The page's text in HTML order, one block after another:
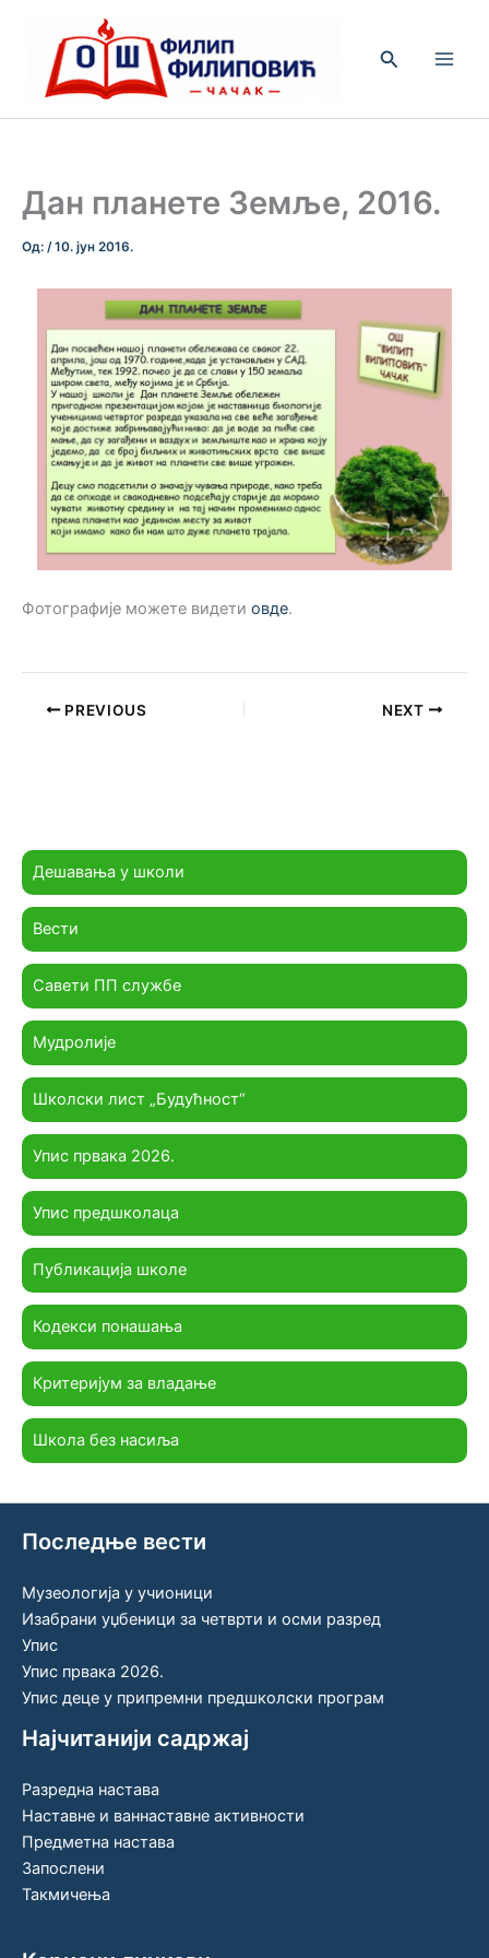
садржај
Претрага
Дешавања у школи
Вести
Савети ПП службе
Мудролије
Школски лист „Будућност“
Упис првака 2026.
Упис предшколаца
Публикација школе
Кодекси понашања
Критеријум за владање
Школа без насиља
Дан планете Земље, 2016.
Од: /10. јун 2016.
Фотографије можете видети овде.
PREVIOUS NEXT
Последње вести
Музеологија у учионици
Изабрани уџбеници за четврти и осми разред
Упис
Упис првака 2026.
Упис деце у припремни предшколски програм
Најчитанији садржај
Разредна настава
Наставне и ваннаставне активности
Предметна настава
Запослени
Такмичења